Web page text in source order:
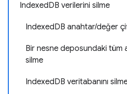
IndexedDB verilerini silme
IndexedDB anahtar/değer
Bir nesne deposundaki tüm
silme
IndexedDB veritabanını